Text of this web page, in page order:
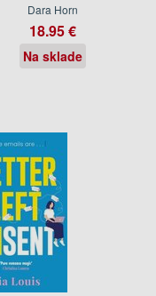
Dara Horn
18.95 €
Na sklade